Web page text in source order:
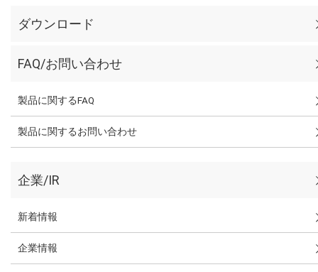
ダウンロード
FAQ/お問い合わせ
製品に関するFAQ
製品に関するお問い合わせ
企業/IR
新着情報
企業情報